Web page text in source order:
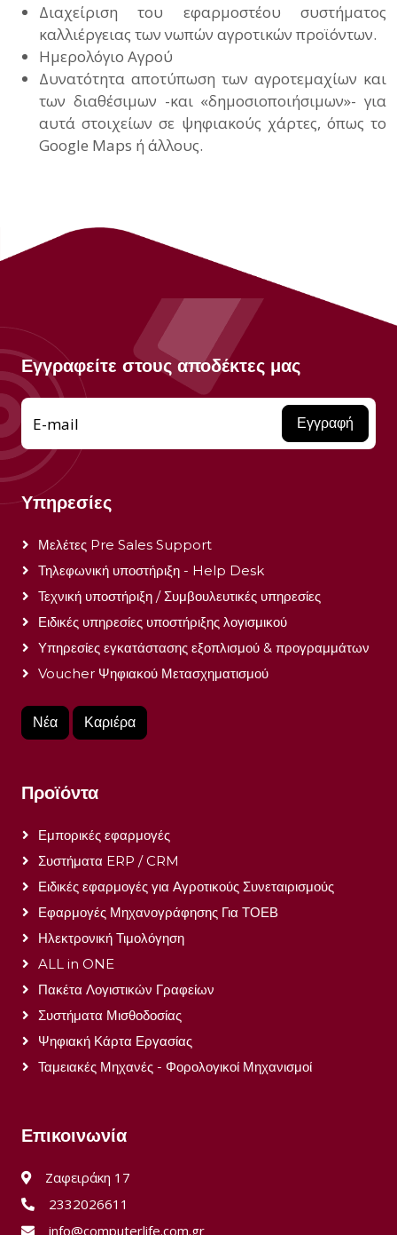
Διαχείριση του εφαρμοστέου συστήματος
καλλιέργειας των νωπών αγροτικών προϊόντων.
Ημερολόγιο Αγρού
Δυνατότητα αποτύπωση των αγροτεμαχίων και
των διαθέσιμων -και «δημοσιοποιήσιμων»- για
αυτά στοιχείων σε ψηφιακούς χάρτες, όπως το
Google Maps ή άλλους.
Εγγραφείτε στους αποδέκτες μας
Εγγραφή
E-mail
Υπηρεσίες
Μελέτες Pre Sales Support
Τηλεφωνική υποστήριξη - Help Desk
Τεχνική υποστήριξη / Συμβουλευτικές υπηρεσίες
Ειδικές υπηρεσίες υποστήριξης λογισμικού
Υπηρεσίες εγκατάστασης εξοπλισμού & προγραμμάτων
Voucher Ψηφιακού Μετασχηματισμού
Νέα Καριέρα
Προϊόντα
Εμπορικές εφαρμογές
Συστήματα ERP / CRM
Ειδικές εφαρμογές για Αγροτικούς Συνεταιρισμούς
Εφαρμογές Μηχανογράφησης Για ΤΟΕΒ
Ηλεκτρονική Τιμολόγηση
ALL in ONE
Πακέτα Λογιστικών Γραφείων
Συστήματα Μισθοδοσίας
Ψηφιακή Κάρτα Εργασίας
Ταμειακές Μηχανές - Φορολογικοί Μηχανισμοί
Επικοινωνία
Ζαφειράκη 17
2332026611
info@computerlife.com.gr